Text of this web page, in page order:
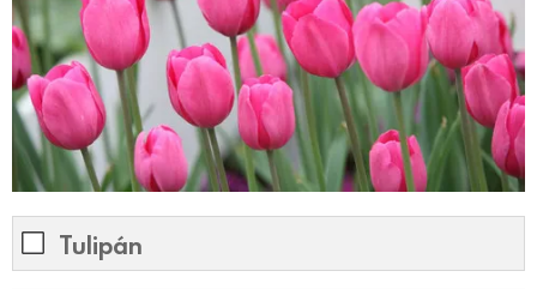
Tulipán